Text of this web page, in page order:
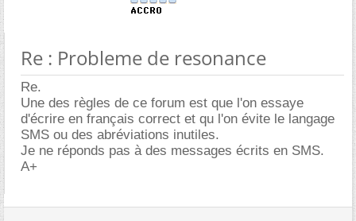
Re : Probleme de resonance
Re.
Une des règles de ce forum est que l'on essaye
d'écrire en français correct et qu l'on évite le langage
SMS ou des abréviations inutiles.
Je ne réponds pas à des messages écrits en SMS.
A+